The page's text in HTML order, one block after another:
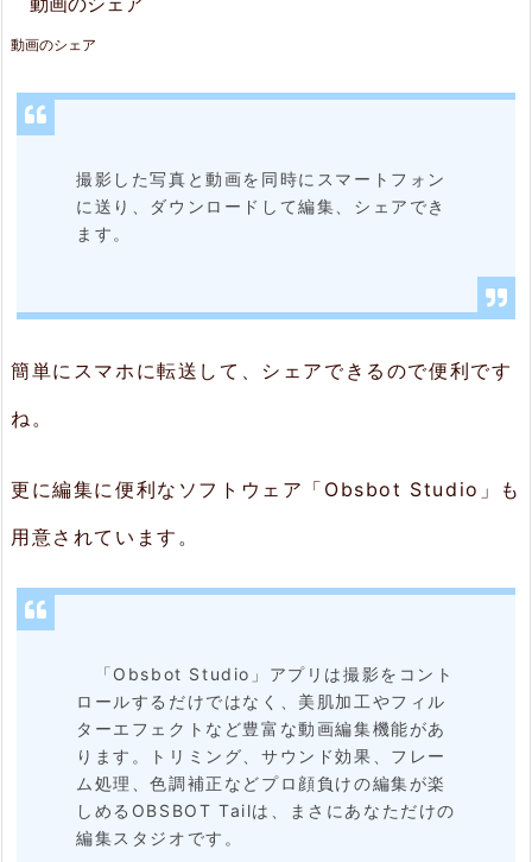
動画のシェア
撮影した写真と動画を同時にスマートフォン
に送り、ダウンロードして編集、シェアでき
ます。
簡単にスマホに転送して、シェアできるので便利です
ね。
更に編集に便利なソフトウェア「Obsbot Studio」も
用意されています。
「Obsbot Studio」アプリは撮影をコント
ロールするだけではなく、美肌加工やフィル
ターエフェクトなど豊富な動画編集機能があ
ります。トリミング、サウンド効果、フレー
ム処理、色調補正などプロ顔負けの編集が楽
しめるOBSBOT Tailは、まさにあなただけの
編集スタジオです。